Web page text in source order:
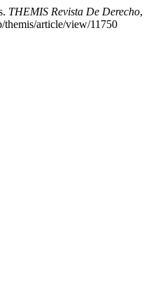
THEMIS Revista De Derecho
themis/article/view/11750